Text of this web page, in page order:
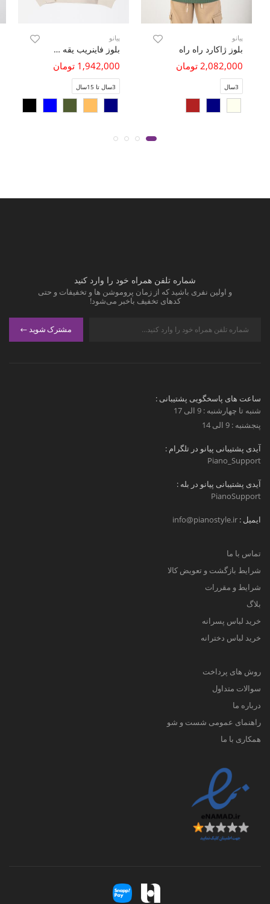
پیانو
بلوز ژاکارد راه راه
2,082,000 تومان
3سال
پیانو
بلوز فاینریب یقه سه سانت فاقد جنسیت
1,942,000 تومان
3سال تا 15سال
شماره تلفن همراه خود را وارد کنید
و اولین نفری باشید که از زمان پروموشن ها و تخفیفات و حتی
کدهای تخفیف باخبر می‌شود!
مشترک شوید
ساعت های پاسخگویی پشتیبانی :
شنبه تا چهارشنبه : 9 الی 17
پنجشنبه : 9 الی 14
آیدی پشتیبانی پیانو در تلگرام :
Piano_Support
آیدی پشتیبانی پیانو در بله :
PianoSupport
ایمیل : info@pianostyle.ir
تماس با ما
شرایط بازگشت و تعویض کالا
شرایط و مقررات
بلاگ
خرید لباس پسرانه
خرید لباس دخترانه
روش های پرداخت
سوالات متداول
درباره ما
راهنمای عمومی شست و شو
همکاری با ما